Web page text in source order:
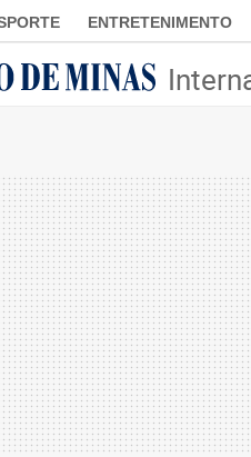
ENTRETENIMENTO